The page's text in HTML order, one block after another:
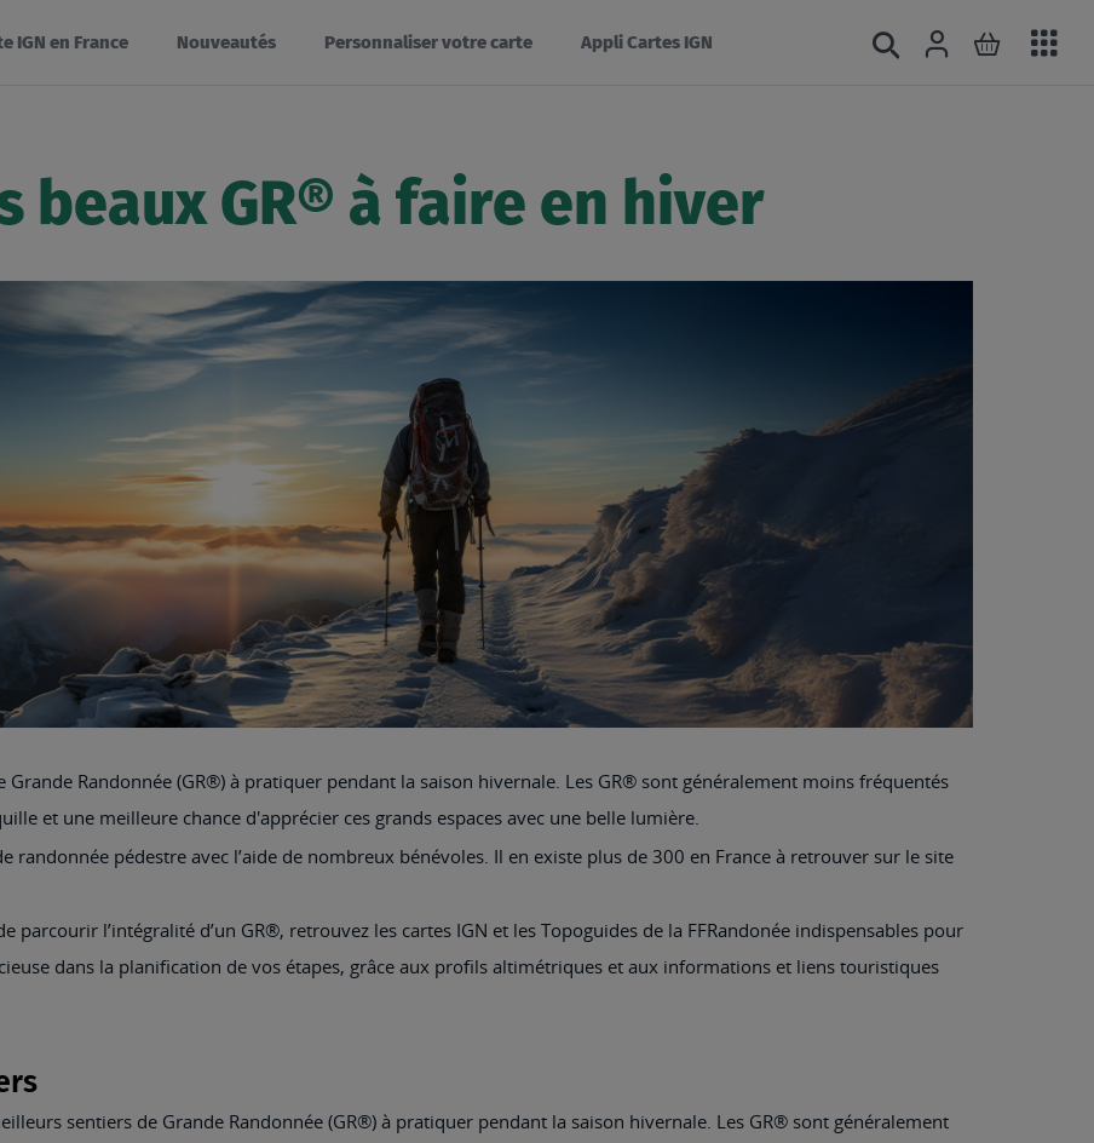
IGN en France Nouveautés Personnaliser votre carte Appli Cartes IGN Rechercher
Connexion
Mon
beaux GR® à faire en hiver
Randonnée (GR®) à pratiquer pendant la saison hivernale. Les GR® sont généralement moins fréquentés
et une meilleure chance d'apprécier ces grands espaces avec une belle lumière.
randonnée pédestre avec l’aide de nombreux bénévoles. Il en existe plus de 300 en France à retrouver sur le site
parcourir l’intégralité d’un GR®, retrouvez les cartes IGN et les Topoguides de la FFRandonée indispensables pour
dans la planification de vos étapes, grâce aux profils altimétriques et aux informations et liens touristiques
sentiers de Grande Randonnée (GR®) à pratiquer pendant la saison hivernale. Les GR® sont généralement